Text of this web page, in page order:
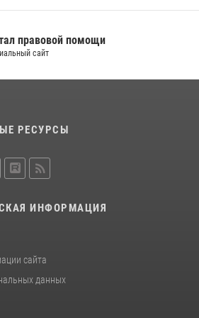
изъяты оружие и
07:56правовой помощи
сайт
РЕСУРСЫ
ИНФОРМАЦИЯ
сайта
данных